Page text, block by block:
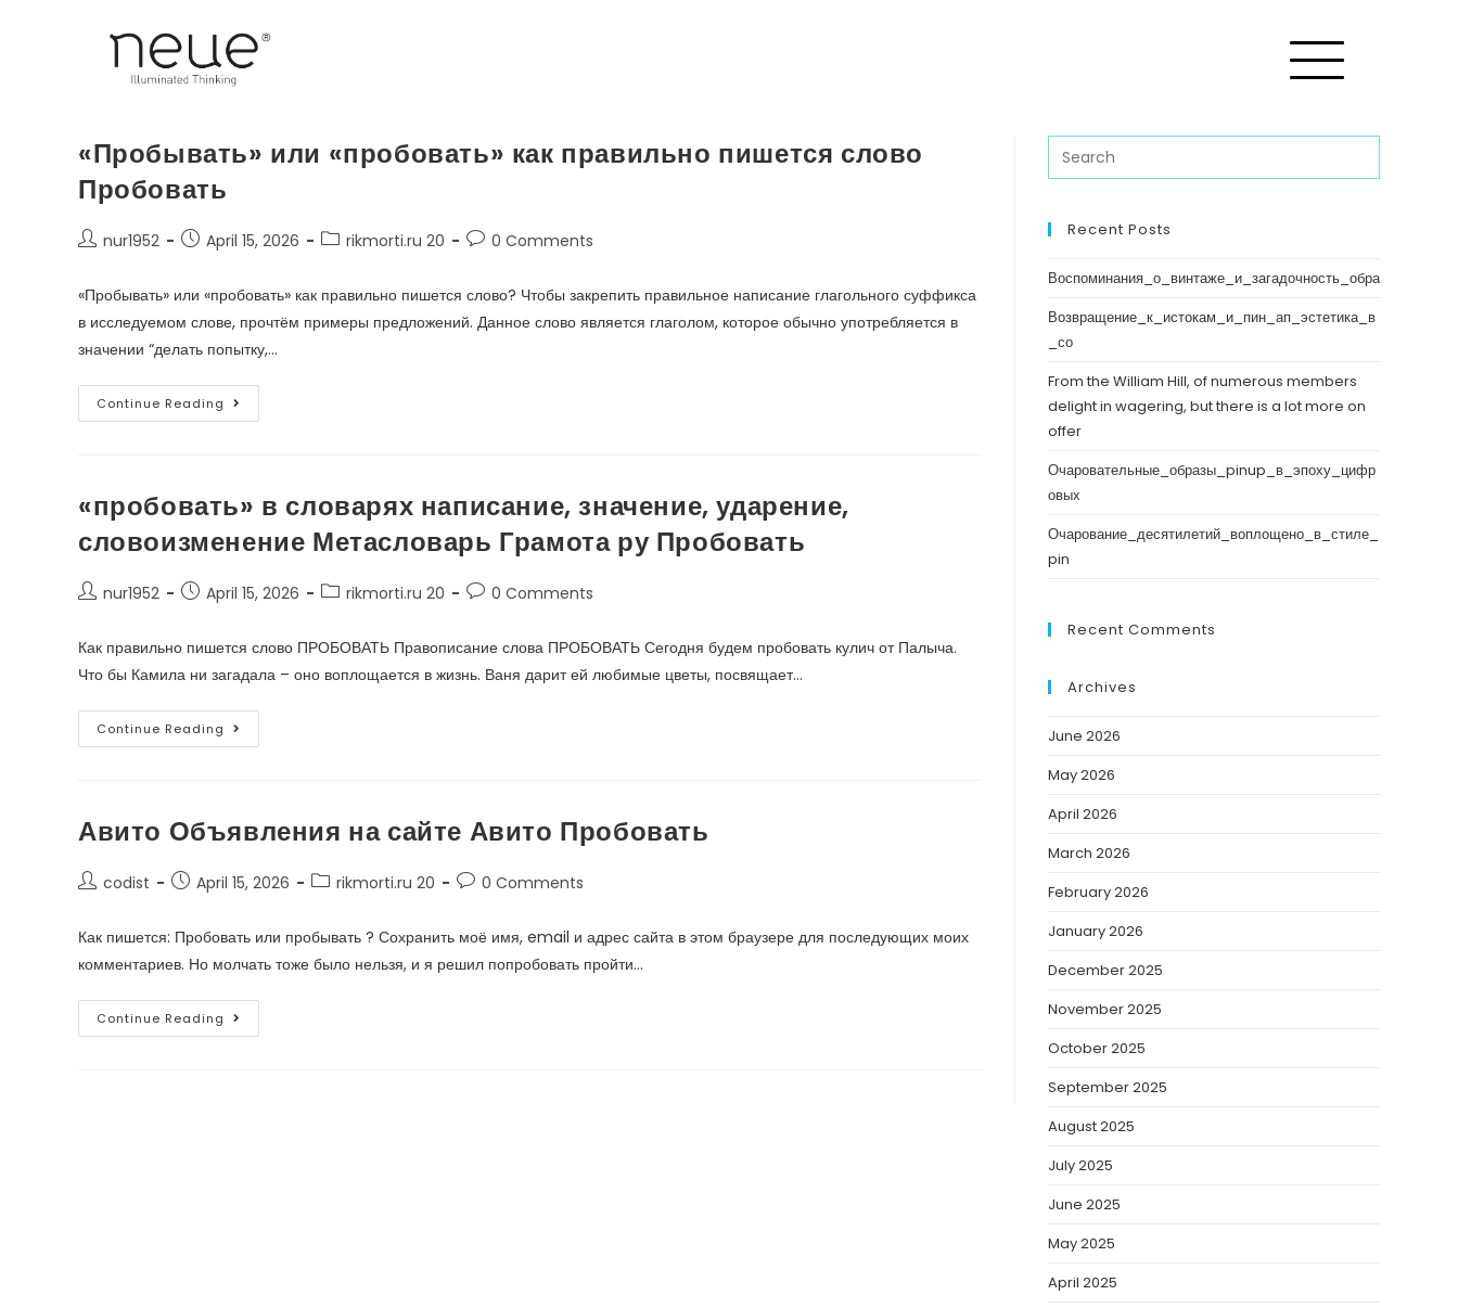
«Пробывать» или «пробовать» как правильно пишется слово
Пробовать
nur1952 April 15, 2026 rikmorti.ru 20 0 Comments
«Пробывать» или «пробовать» как правильно пишется слово? Чтобы закрепить правильное написание глагольного суффикса
в исследуемом слове, прочтём примеры предложений. Данное слово является глаголом, которое обычно употребляется в
значении “делать попытку,…
Continue Reading
«пробовать» в словарях написание, значение, ударение,
словоизменение Метасловарь Грамота ру Пробовать
nur1952 April 15, 2026 rikmorti.ru 20 0 Comments
Как правильно пишется слово ПРОБОВАТЬ Правописание слова ПРОБОВАТЬ Сегодня будем пробовать кулич от Палыча.
Что бы Камила ни загадала – оно воплощается в жизнь. Ваня дарит ей любимые цветы, посвящает…
Continue Reading
Авито Объявления на сайте Авито Пробовать
codist April 15, 2026 rikmorti.ru 20 0 Comments
Как пишется: Пробовать или пробывать ? Сохранить моё имя, email и адрес сайта в этом браузере для последующих моих
комментариев. Но молчать тоже было нельзя, и я решил попробовать пройти…
Continue Reading
Recent Posts
Воспоминания_о_винтаже_и_загадочность_обра
Возвращение_к_истокам_и_пин_ап_эстетика_в
_со
From the William Hill, of numerous members
delight in wagering, but there is a lot more on
offer
Очаровательные_образы_pinup_в_эпоху_цифр
овых
Очарование_десятилетий_воплощено_в_стиле_
pin
Recent Comments
Archives
June 2026
May 2026
April 2026
March 2026
February 2026
January 2026
December 2025
November 2025
October 2025
September 2025
August 2025
July 2025
June 2025
May 2025
April 2025